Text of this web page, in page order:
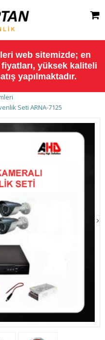
web sitemizde; en
yüksek kaliteli
yapılmaktadır.
Seti ARNA-7125